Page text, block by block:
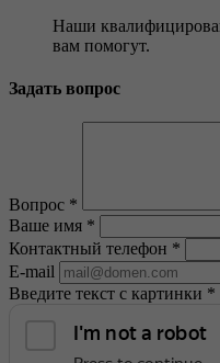
Наши
вам помогут.
Задать вопрос
Вопрос *
Ваше имя *
Контактный телефон *
E-mail
Введите текст с картинки *